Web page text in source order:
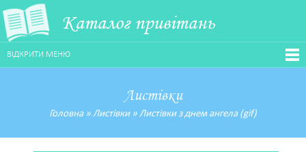
Каталог привітань
ВІДКРИТИ МЕНЮ
Листівки
Головна» Листівки» Листівки з днем ангела (gif)